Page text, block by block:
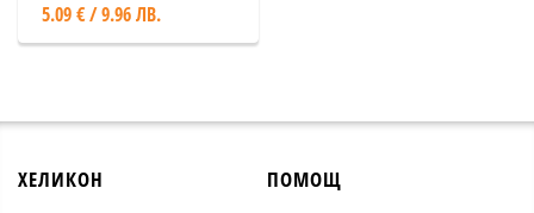
5.09 € / 9.96 ЛВ.
ХЕЛИКОН ПОМОЩ